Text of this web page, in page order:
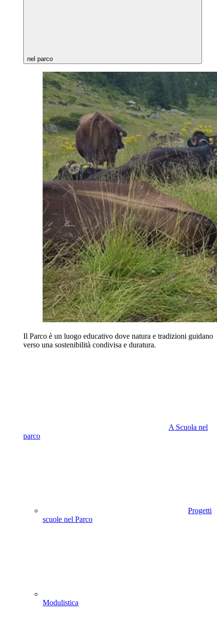
nel parco
Il Parco è un luogo educativo dove natura e tradizioni guidano
verso una sostenibilità condivisa e duratura.
A Scuola nel
parco
Progetti
scuole nel Parco
Modulistica